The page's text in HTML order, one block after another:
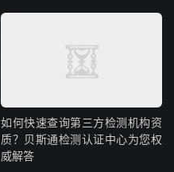
如何快速查询第三方检测机构资
质？贝斯通检测认证中心为您权
威解答